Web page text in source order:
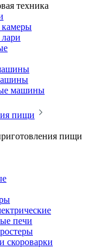
техника
машины
пищи
пищи
печи
скороварки